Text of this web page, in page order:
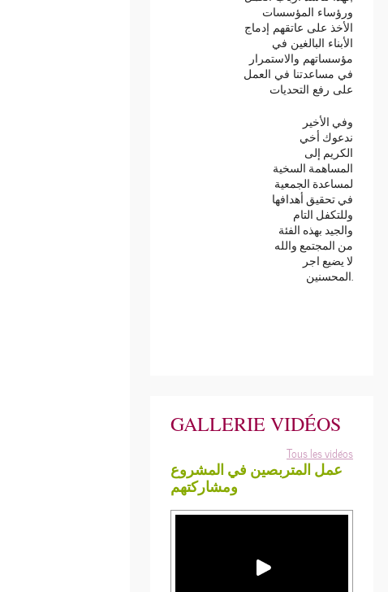
ورؤساء المؤسسات
الأخذ على عاتقهم إدماج
الأبناء البالغين في
مؤسساتهم والاستمرار
في مساعدتنا في العمل
على رفع التحديات
ندعوك أخي
الكريم إلى
المساهمة السخية
لمساعدة الجمعية
في تحقيق أهدافها
وللتكفل التام
والجيد بهذه الفئة
من المجتمع والله
لا يضيع اجر
GALLERIE VIDÉOS
Tous les vidéos
عمل المتربصين في المشروع
ومشاركتهم